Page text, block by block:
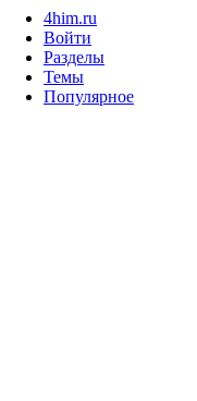
4him.ru
Войти
Разделы
Темы
Популярное